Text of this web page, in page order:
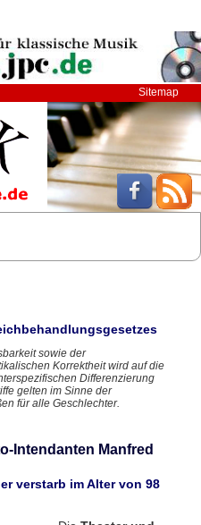
Sitemap
sowie der
Korrektheit wird auf die
Differenzierung
gelten im Sinne der
für alle Geschlechter.
Intendanten Manfred
verstarb im Alter von 98